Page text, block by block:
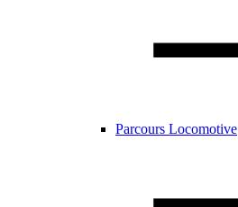
Parcours Locomotive